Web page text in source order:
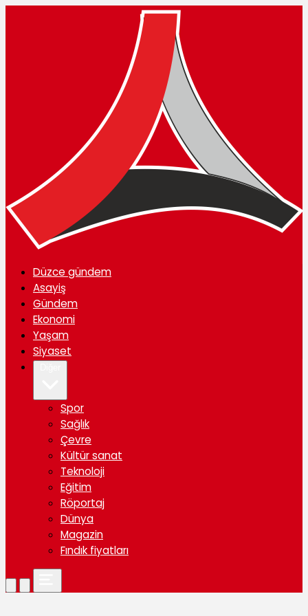
Düzce gündem
Asayiş
Gündem
Ekonomi
Yaşam
Siyaset
Spor
Sağlık
Çevre
Kültür sanat
Teknoloji
Eğitim
Röportaj
Dünya
Magazin
Fındık fiyatları